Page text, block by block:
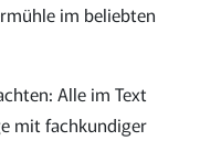
im beliebten
Alle im Text
mit fachkundiger